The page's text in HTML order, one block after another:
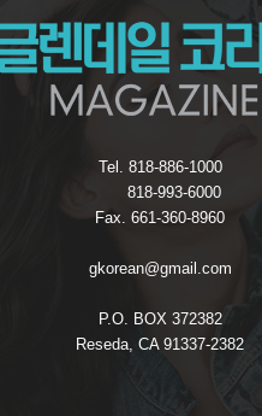
Tel. 818-886-1000
818-993-6000
Fax. 661-360-8960
gkorean@gmail.com
P.O. BOX 372382
Reseda, CA 91337-2382